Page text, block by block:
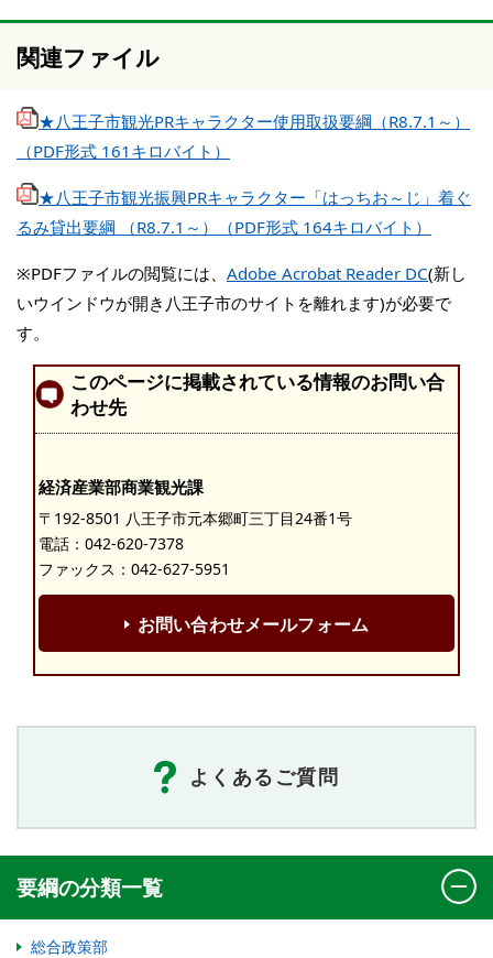
関連ファイル
★八王子市観光PRキャラクター使用取扱要綱（R8.7.1～）
（PDF形式 161キロバイト）
★八王子市観光振興PRキャラクター「はっちお～じ」着ぐ
るみ貸出要綱 （R8.7.1～）（PDF形式 164キロバイト）
※PDFファイルの閲覧には、 Adobe Acrobat Reader DC(新し
いウインドウが開き八王子市のサイトを離れます)が必要で
す。
このページに掲載されている情報のお問い合
わせ先
経済産業部商業観光課
〒192-8501 八王子市元本郷町三丁目24番1号
電話： 042-620-7378
ファックス：042-627-5951
お問い合わせメールフォーム
よくあるご質問
要綱の分類一覧
総合政策部